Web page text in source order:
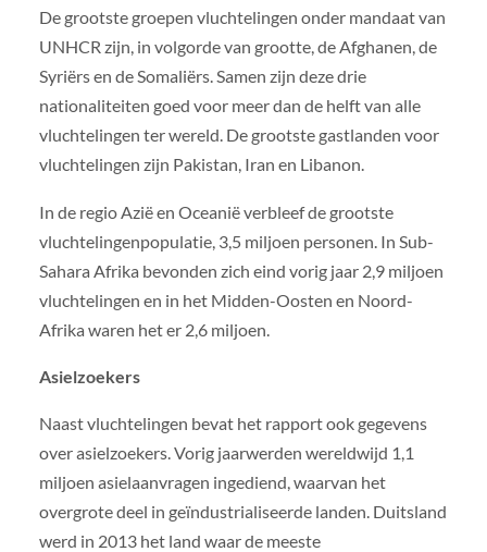
De grootste groepen vluchtelingen onder mandaat van
UNHCR zijn, in volgorde van grootte, de Afghanen, de
Syriërs en de Somaliërs. Samen zijn deze drie
nationaliteiten goed voor meer dan de helft van alle
vluchtelingen ter wereld. De grootste gastlanden voor
vluchtelingen zijn Pakistan, Iran en Libanon.
In de regio Azië en Oceanië verbleef de grootste
vluchtelingenpopulatie, 3,5 miljoen personen. In Sub-
Sahara Afrika bevonden zich eind vorig jaar 2,9 miljoen
vluchtelingen en in het Midden-Oosten en Noord-
Afrika waren het er 2,6 miljoen.
Asielzoekers
Naast vluchtelingen bevat het rapport ook gegevens
over asielzoekers. Vorig jaarwerden wereldwijd 1,1
miljoen asielaanvragen ingediend, waarvan het
overgrote deel in geïndustrialiseerde landen. Duitsland
werd in 2013 het land waar de meeste